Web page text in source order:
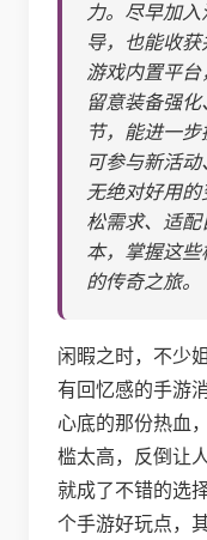
力。尽早加
导，也能收
游戏内置平台
留意装备强
节，能进一
可参与新活
无绝对好用
松需求、适
本，掌握这
的传奇之旅。
闲暇之时，不少
有回忆感的手游
心底的那份热血
槛太高，反倒让
就成了不错的选
个手游好玩点，